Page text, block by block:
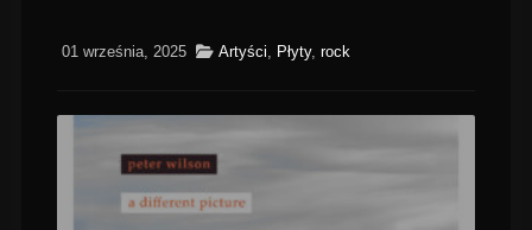
01 września, 2025 Artyści Płyty, rock